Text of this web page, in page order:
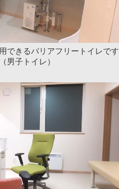
できるバリアフリートイレです
（男子トイレ）